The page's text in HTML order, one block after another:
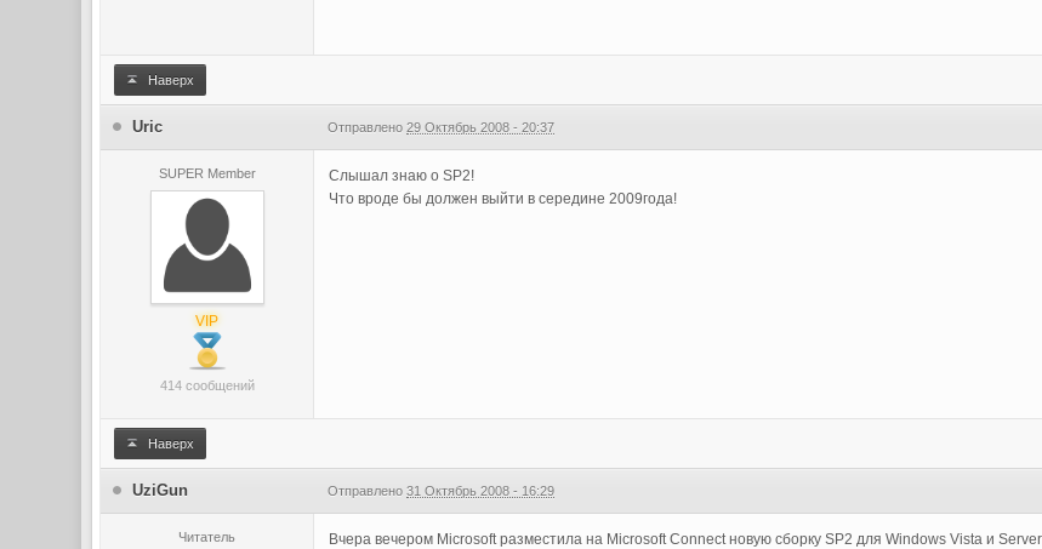
Наверх
Uric Отправлено29 Октябрь 2008 - 20:37
SUPER Member
VIP
414 сообщений
Слышал знаю о SP2!
Что вроде бы должен выйти в середине 2009года!
Наверх
UziGun Отправлено31 Октябрь 2008 - 16:29
Читатель
Вчера вечером Microsoft разместила на Microsoft Connect новую сборку SP2 для Windows Vista и